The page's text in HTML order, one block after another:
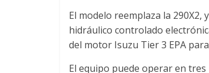
n
a
El modelo reemplaza la
hidráulico controlado
del motor Isuzu Tier 3 EPA
El equipo puede operar en